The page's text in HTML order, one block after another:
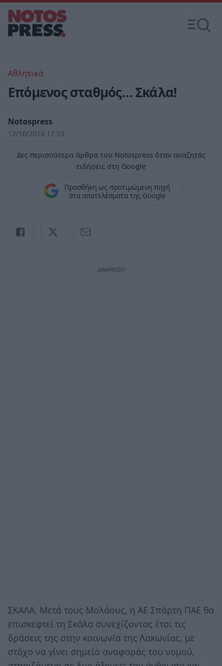
Αθλητικά
Επόμενος σταθμός… Σκάλα!
Notospress
12/10/2016 17:53
Δες περισσότερα άρθρα του Notospress όταν αναζητάς
ειδήσεις στη Google
Προσθήκη ως προτιμώμενη πηγή
στα αποτελέσματα της Google
ΣΚΑΛΑ. Μετά τους Μολάους, η ΑΕ Σπάρτη ΠΑΕ θα
επισκεφτεί τη Σκάλα συνεχίζοντας έτσι τις
δράσεις της στην κοινωνία της Λακωνίας, με
στόχο να γίνει σημείο αναφοράς του νομού,